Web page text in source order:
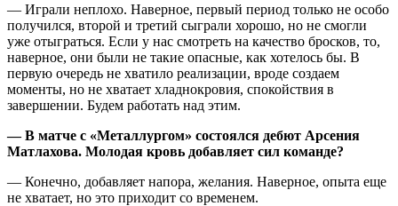
— Играли неплохо. Наверное, первый период только не особо
получился, второй и третий сыграли хорошо, но не смогли
уже отыграться. Если у нас смотреть на качество бросков, то,
наверное, они были не такие опасные, как хотелось бы. В
первую очередь не хватило реализации, вроде создаем
моменты, но не хватает хладнокровия, спокойствия в
завершении. Будем работать над этим.
— В матче с «Металлургом» состоялся дебют Арсения
Матлахова. Молодая кровь добавляет сил команде?
— Конечно, добавляет напора, желания. Наверное, опыта еще
не хватает, но это приходит со временем.